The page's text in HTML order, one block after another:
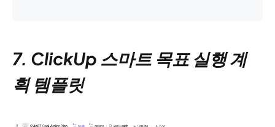
7. ClickUp 스마트 목표 실행 계
획 템플릿